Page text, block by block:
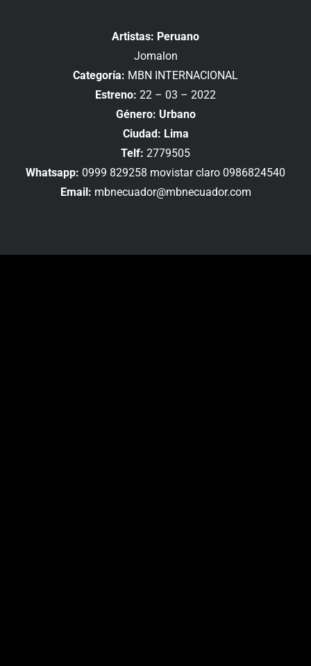
Artistas: Peruano
Jomalon
Categoría: MBN INTERNACIONAL
Estreno: 22 – 03 – 2022
Género: Urbano
Ciudad: Lima
Telf: 2779505
Whatsapp: 0999 829258 movistar claro 0986824540
Email: mbnecuador@mbnecuador.com